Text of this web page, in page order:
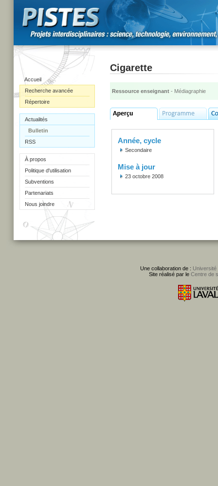
Accueil
Recherche avancée
Répertoire
Actualités
Bulletin
RSS
À propos
Politique d'utilisation
Subventions
Partenariats
Nous joindre
Cigarette
Ressource enseignant - Médiagraphie
Année, cycle
Secondaire
Mise à jour
23 octobre 2008
Une collaboration de : Université
Site réalisé par le Centre de